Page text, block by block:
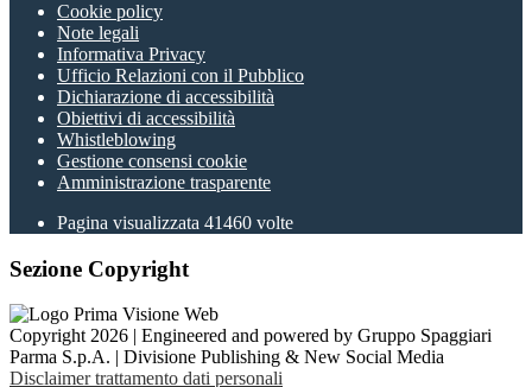
Cookie policy
Note legali
Informativa Privacy
Ufficio Relazioni con il Pubblico
Dichiarazione di accessibilità
Obiettivi di accessibilità
Whistleblowing
Gestione consensi cookie
Amministrazione trasparente
Pagina visualizzata 41460 volte
Sezione Copyright
Copyright 2026 | Engineered and powered by Gruppo Spaggiari
Parma S.p.A. | Divisione Publishing & New Social Media
Disclaimer trattamento dati personali